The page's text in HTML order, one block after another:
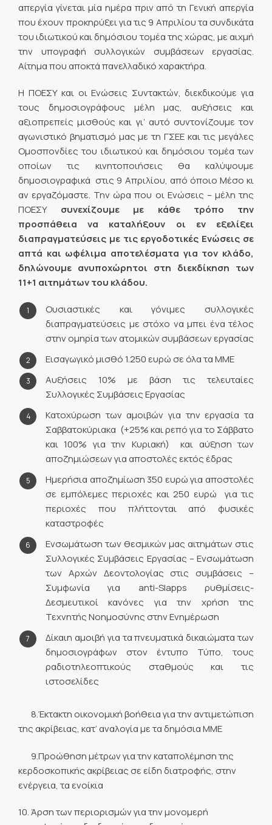
απεργία γίνεται μία ημέρα πριν από τη Γενική απεργία
που έχουν προκηρύξει για τις 9 Απριλίου τα συνδικάτα
του ιδιωτικού και δημόσιου τομέα της χώρας, με αιχμή
την υπογραφή συλλογικών συμβάσεων εργασίας.
Αίτημα που αποκτά πανελλαδικό χαρακτήρα.
Η ΠΟΕΣΥ και οι Ενώσεις Συντακτών, διεκδικούμε για
τους δημοσιογράφους μέλη μας, αυξήσεις και
αξιοπρεπείς μισθούς και γι’ αυτό συντονίζουμε τον
αγωνιστικό βηματισμό μας με τη ΓΣΕΕ και τις μεγάλες
Ομοσπονδίες του ιδιωτικού και δημόσιου τομέα των
οποίων τις κινητοποιήσεις θα καλύψουμε
δημοσιογραφικά στις 9 Απριλίου, από όποιο Μέσο κι
αν εργαζόμαστε. Την ώρα που οι Ενώσεις – μέλη της
ΠΟΕΣΥ συνεχίζουμε με κάθε τρόπο την
προσπάθεια να καταλήξουν οι εν εξελίξει
διαπραγματεύσεις με τις εργοδοτικές Ενώσεις σε
απτά και ωφέλιμα αποτελέσματα για τον κλάδο,
δηλώνουμε ανυποχώρητοι στη διεκδίκηση των
11+1 αιτημάτων του κλάδου.
Ουσιαστικές και γόνιμες συλλογικές
διαπραγματεύσεις με στόχο να μπει ένα τέλος
στην ομηρία των ατομικών συμβάσεων εργασίας
Εισαγωγικό μισθό 1.250 ευρώ σε όλα τα ΜΜΕ
Αυξήσεις 10% με βάση τις τελευταίες
Συλλογικές Συμβάσεις Εργασίας
Κατοχύρωση των αμοιβών για την εργασία τα
Σαββατοκύριακα (+25% και ρεπό για το Σάββατο
και 100% για την Κυριακή) και αύξηση των
αποζημιώσεων για αποστολές εκτός έδρας
Ημερήσια αποζημίωση 350 ευρώ για αποστολές
σε εμπόλεμες περιοχές και 250 ευρώ για τις
περιοχές που πλήττονται από φυσικές
καταστροφές
Ενσωμάτωση των θεσμικών μας αιτημάτων στις
Συλλογικές Συμβάσεις Εργασίας – Ενσωμάτωση
των Αρχών Δεοντολογίας στις συμβάσεις –
Συμφωνία για anti-Slapps ρυθμίσεις-
Δεσμευτικοί κανόνες για την χρήση της
Τεχνητής Νοημοσύνης στην Ενημέρωση
Δίκαιη αμοιβή για τα πνευματικά δικαιώματα των
δημοσιογράφων στον έντυπο Τύπο, τους
ραδιοτηλεοπτικούς σταθμούς και τις
ιστοσελίδες
8.Έκτακτη οικονομική βοήθεια για την αντιμετώπιση
της ακρίβειας, κατ’ αναλογία με τα δημόσια ΜΜΕ
9.Προώθηση μέτρων για την καταπολέμηση της
κερδοσκοπικής ακρίβειας σε είδη διατροφής, στην
ενέργεια, τα ενοίκια
10. Άρση των περιορισμών για την μονομερή